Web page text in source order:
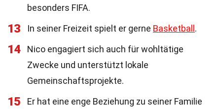
besonders FIFA.
13 In seiner Freizeit spielt er gerne Basketball .
14
Nico engagiert sich auch für wohltätige
Zwecke und unterstützt lokale
Gemeinschaftsprojekte.
15
Er hat eine enge Beziehung zu seiner Familie